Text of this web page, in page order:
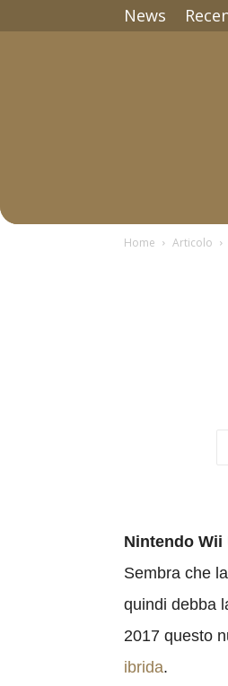
News
Home Articolo
Nintendo Wii
Sembra che
quindi debba
2017 questo
ibrida.